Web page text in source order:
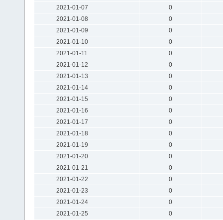
2021-01-07
0
2021-01-08
0
2021-01-09
0
2021-01-10
0
2021-01-11
0
2021-01-12
0
2021-01-13
0
2021-01-14
0
2021-01-15
0
2021-01-16
0
2021-01-17
0
2021-01-18
0
2021-01-19
0
2021-01-20
0
2021-01-21
0
2021-01-22
0
2021-01-23
0
2021-01-24
0
2021-01-25
0